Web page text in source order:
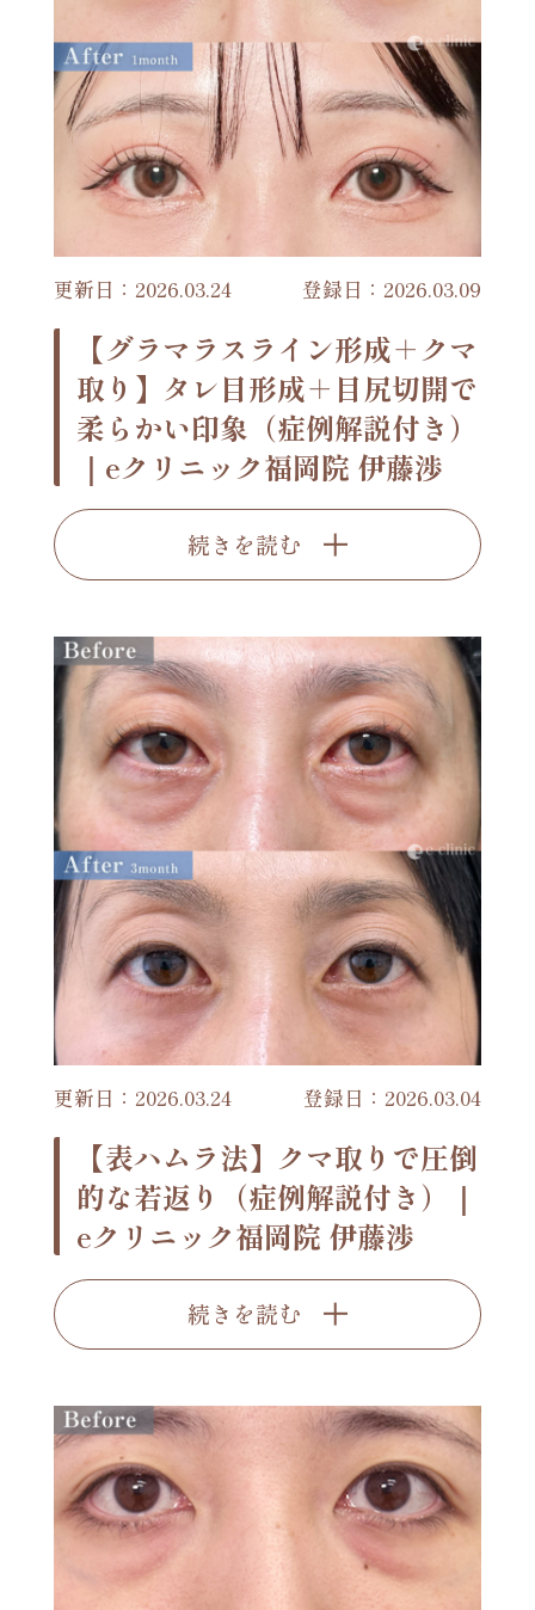
更新日：2026.03.24 登録日：2026.03.09
【グラマラスライン形成＋クマ
取り】タレ目形成＋目尻切開で
柔らかい印象（症例解説付き）
｜eクリニック福岡院 伊藤渉
続きを読む
更新日：2026.03.24 登録日：2026.03.04
【表ハムラ法】クマ取りで圧倒
的な若返り（症例解説付き）｜
eクリニック福岡院 伊藤渉
続きを読む